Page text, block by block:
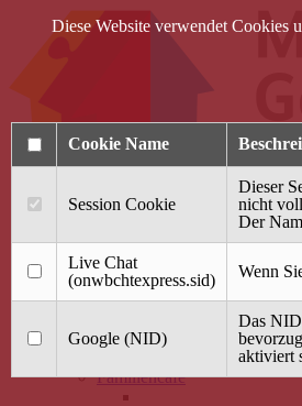
Anmelden
Startseite
Treffpunkt Jung & Alt
40 Jahre Mütterzentrum
Familiencafé
Diese Website verwendet Cookies
Cookie Name
Session Cookie
Dieser
nicht
Der
Live Chat
(onwbchtexpress.sid)
Wenn
Google (NID)
Das
aktiviert